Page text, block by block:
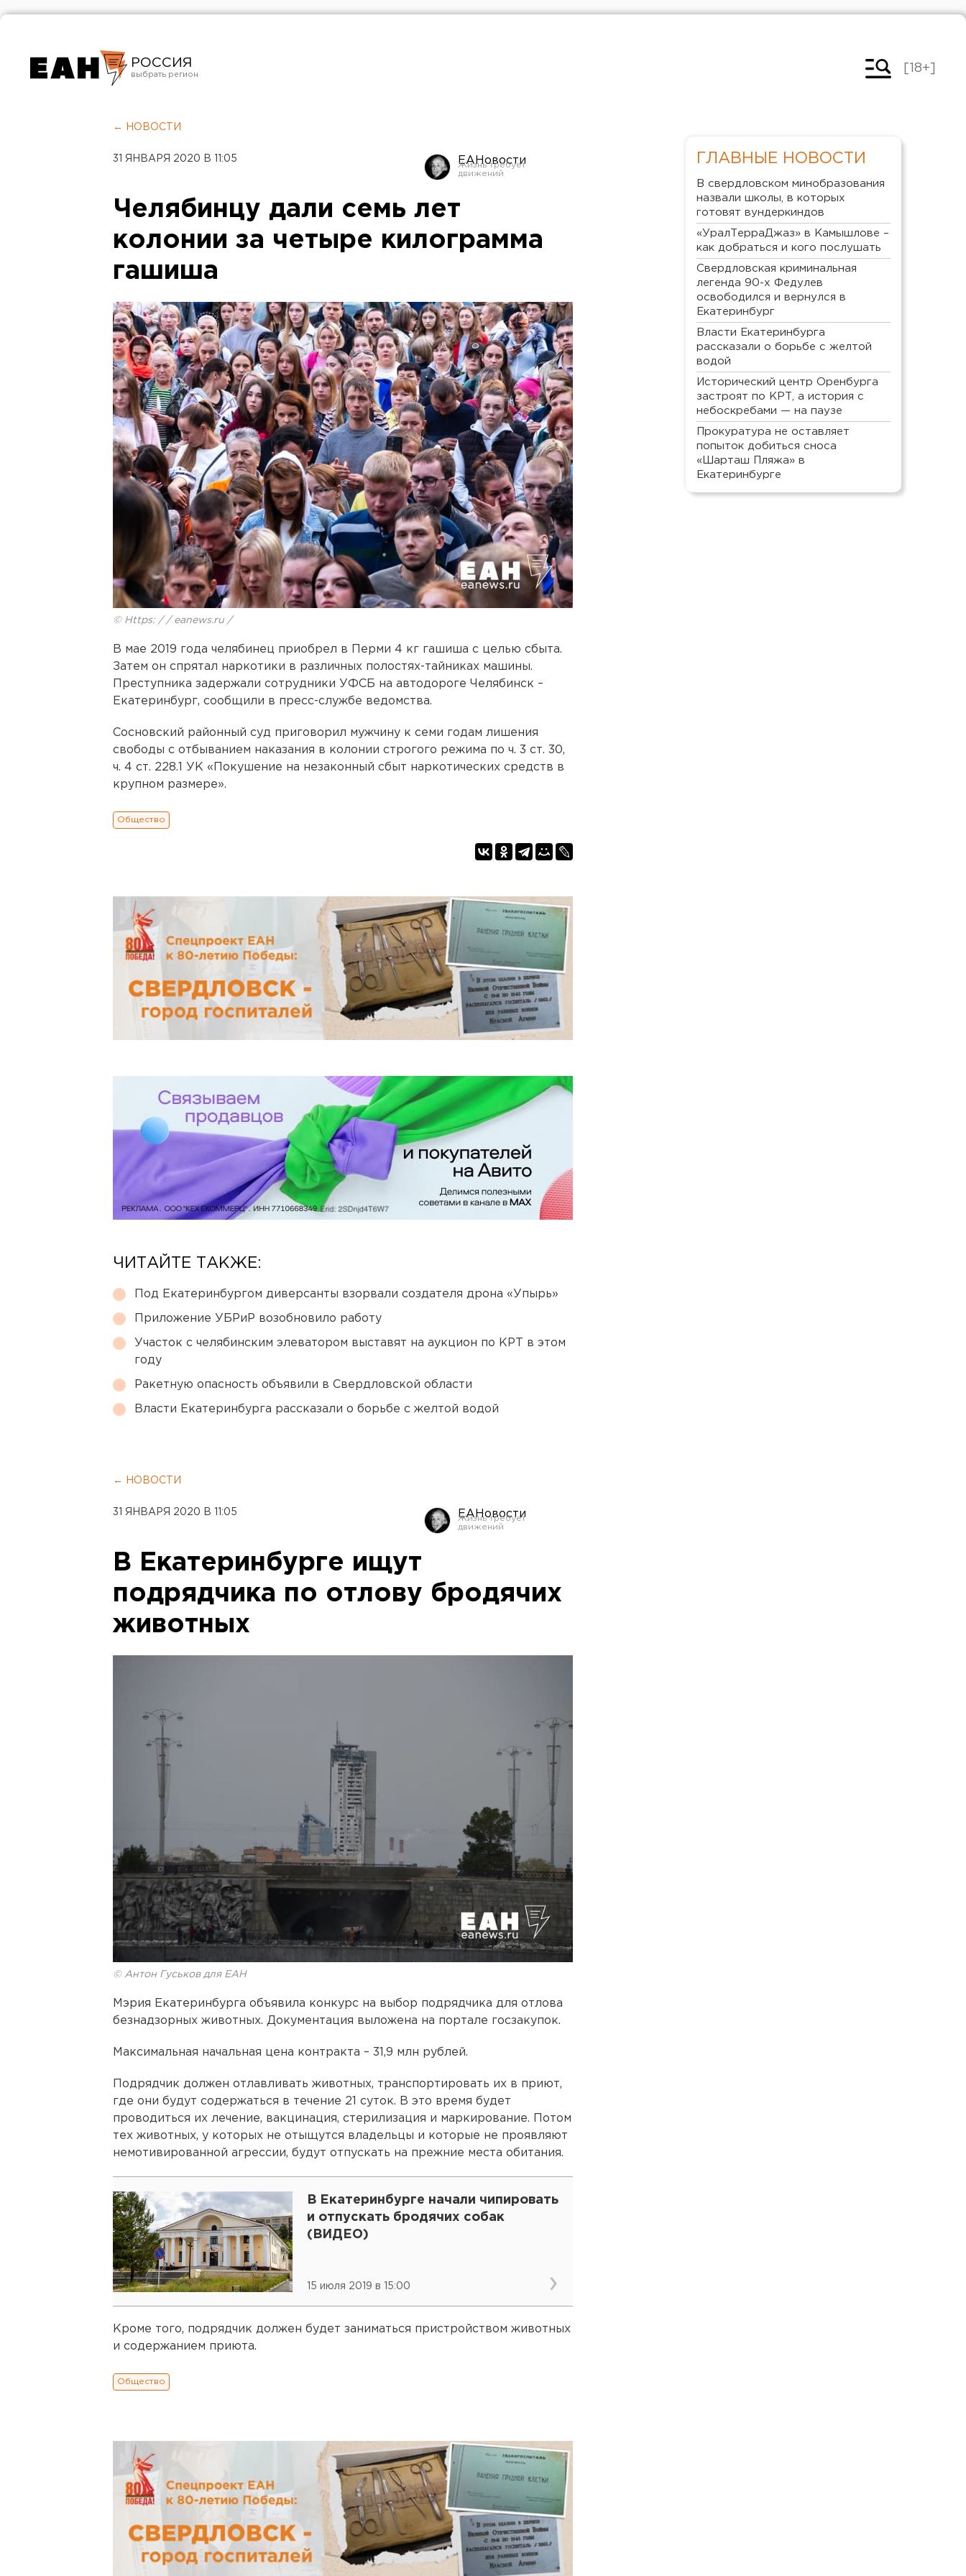
РОССИЯ
Челябинск
[18+]
← НОВОСТИ
31 ЯНВАРЯ 2020 В 11:05 ЕАНовости
Челябинцу дали семь лет
колонии за четыре килограмма
гашиша
© Https: / / eanews.ru /
В мае 2019 года челябинец приобрел в Перми 4 кг гашиша с целью сбыта.
Затем он спрятал наркотики в различных полостях-тайниках машины.
Преступника задержали сотрудники УФСБ на автодороге Челябинск –
Екатеринбург, сообщили в пресс-службе ведомства.
Сосновский районный суд приговорил мужчину к семи годам лишения
свободы с отбыванием наказания в колонии строгого режима по ч. 3 ст. 30,
ч. 4 ст. 228.1 УК «Покушение на незаконный сбыт наркотических средств в
крупном размере».
Общество
ЧИТАЙТЕ ТАКЖЕ:
Под Екатеринбургом диверсанты взорвали создателя дрона «Упырь»
Приложение УБРиР возобновило работу
Участок с челябинским элеватором выставят на аукцион по КРТ в этом
году
Ракетную опасность объявили в Свердловской области
Власти Екатеринбурга рассказали о борьбе с желтой водой
← НОВОСТИ
31 ЯНВАРЯ 2020 В 11:05 ЕАНовости
В Екатеринбурге ищут
подрядчика по отлову бродячих
животных
© Антон Гуськов для ЕАН
Мэрия Екатеринбурга объявила конкурс на выбор подрядчика для отлова
безнадзорных животных. Документация выложена на портале госзакупок.
Максимальная начальная цена контракта – 31,9 млн рублей.
Подрядчик должен отлавливать животных, транспортировать их в приют,
где они будут содержаться в течение 21 суток. В это время будет
проводиться их лечение, вакцинация, стерилизация и маркирование. Потом
тех животных, у которых не отыщутся владельцы и которые не проявляют
немотивированной агрессии, будут отпускать на прежние места обитания.
В Екатеринбурге начали чипировать
и отпускать бродячих собак
(ВИДЕО)
15 июля 2019 в 15:00
Кроме того, подрядчик должен будет заниматься пристройством животных
и содержанием приюта.
Общество
ГЛАВНЫЕ НОВОСТИ
В свердловском минобразования
назвали школы, в которых
готовят вундеркиндов
«УралТерраДжаз» в Камышлове –
как добраться и кого послушать
Свердловская криминальная
легенда 90-х Федулев
освободился и вернулся в
Екатеринбург
Власти Екатеринбурга
рассказали о борьбе с желтой
водой
Исторический центр Оренбурга
застроят по КРТ, а история с
небоскребами — на паузе
Прокуратура не оставляет
попыток добиться сноса
«Шарташ Пляжа» в
Екатеринбурге